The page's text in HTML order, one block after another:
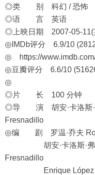
◎类 别 科幻 / 恐怖
◎语 言 英语
◎上映日期 2007-05-11(
◎IMDb评分 6.9/10
◎
https://
◎豆瓣评分 6.6/10
◎
◎片 长 100 分钟
◎导 演 胡安·卡洛斯·
Fresnadillo
◎编 剧 罗温·乔夫
胡安·卡洛斯·弗雷
Fresnadillo
Enrique López